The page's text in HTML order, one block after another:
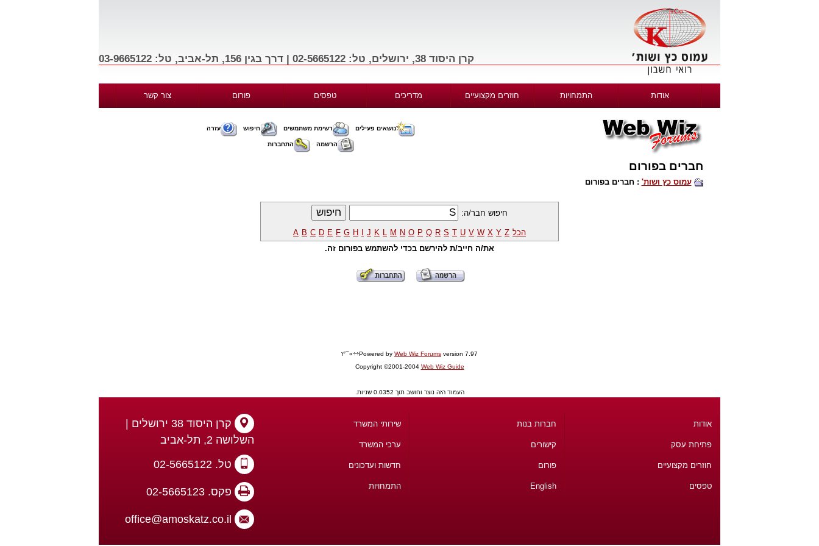
קרן היסוד 38, ירושלים, טל: 02-5665122 | דרך בגין 156, תל-אביב, טל: 03-9665122
אודות התמחויות חוזרים מקצועיים מדריכים טפסים פורום צור קשר
נושאים פעילים רשימת משתמשים חיפוש עזרה
הרשמה התחברות
חברים בפורום
עמוס כץ ושות' : חברים בפורום
חיפוש חבר/ה:
הכל A B C D E F G H J K L M N O P Q R S T U V W X Y Z
את/ה חייב/ת להירשם בכדי להשתמש בפורום זה.
Powered by Web Wiz Forums version 7.97÷÷»¯°ז
Copyright ©2001-2004 Web Wiz Guide
העמוד הזה נוצר וחושב תוך 0.0352 שניות.
אודות
פתיחת עסק
חוזרים מקצועיים
טפסים
חברות בנות
קישורים
פורום
English
שירותי המשרד
ערכי המשרד
חדשות ועדכונים
התמחויות
קרן היסוד 38 ירושלים |
השלושה 2, תל-אביב
טל. 02-5665122
פקס. 02-5665123
office@amoskatz.co.il